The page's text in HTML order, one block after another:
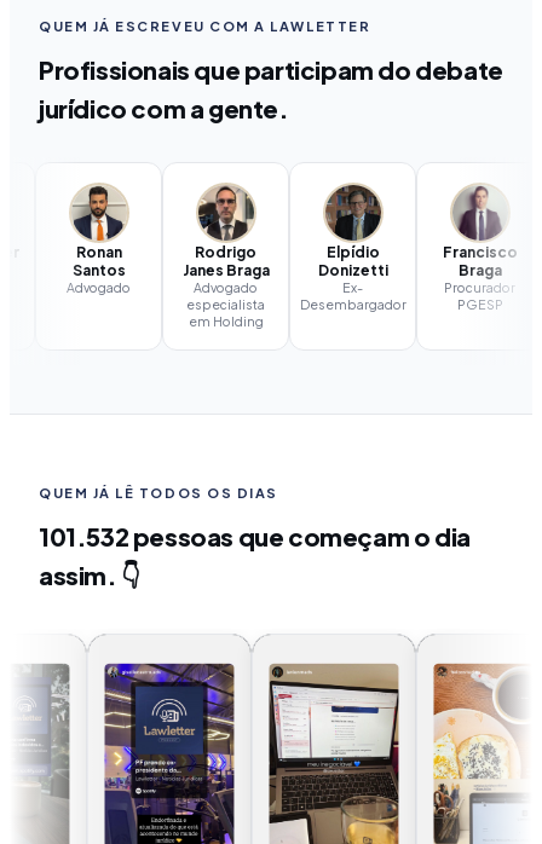
QUEM JÁ ESCREVEU COM A LAWLETTER
Profissionais que participam do debate
jurídico com a gente.
Ronan
Santos
Advogado
Rodrigo
Janes Braga
Advogado
especialista
em Holding
Elpídio
Donizetti
Ex-
Desembargador
Francisco
Braga
Procurador
PGESP
QUEM JÁ LÊ TODOS OS DIAS
101.532 pessoas que começam o dia
assim. 👇